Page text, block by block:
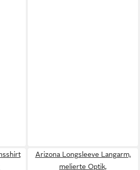
Arizona Longsleeve Langarm,
melierte Optik,